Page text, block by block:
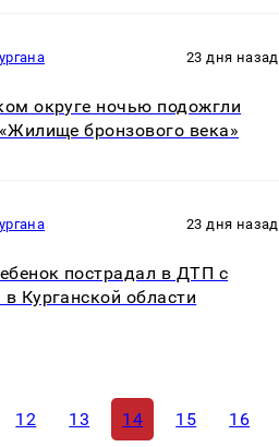
23 дня назад
округе ночью подожгли
бронзового века»
23 дня назад
пострадал в ДТП с
Курганской области
12 13 14 15 16